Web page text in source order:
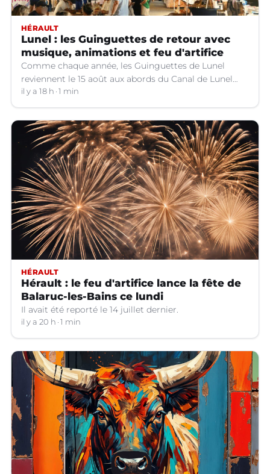
HÉRAULT
Lunel : les Guinguettes de retour avec
musique, animations et feu d'artifice
Comme chaque année, les Guinguettes de Lunel
reviennent le 15 août aux abords du Canal de Lunel
(Hérault).
il y a 18 h 1 min
HÉRAULT
Hérault : le feu d'artifice lance la fête de
Balaruc-les-Bains ce lundi
Il avait été reporté le 14 juillet dernier.
il y a 20 h 1 min